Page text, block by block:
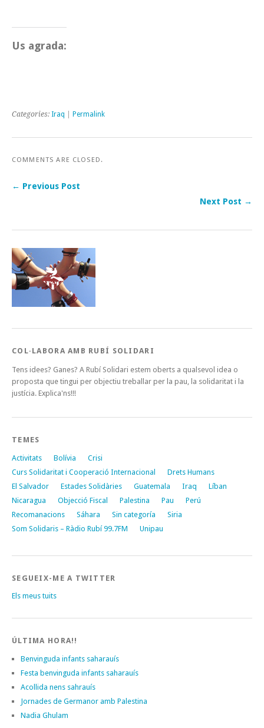
Us agrada:
Categories: Iraq Permalink
COMMENTS ARE CLOSED.
← Previous Post
Next Post →
COL·LABORA AMB RUBÍ SOLIDARI
Tens idees? Ganes? A Rubí Solidari estem oberts a qualsevol idea o
proposta que tingui per objectiu treballar per la pau, la solidaritat i la
justícia. Explica'ns!!!
TEMES
Activitats Bolívia
Crisi
Curs Solidaritat i Cooperació Internacional
Drets Humans
El Salvador
Estades Solidàries Guatemala Iraq
Líban
Nicaragua
Objecció Fiscal Palestina Pau
Perú
Recomanacions
Sáhara Sin categoría
Siria
Som Solidaris – Ràdio Rubí 99.7FM
Unipau
SEGUEIX-ME A TWITTER
Els meus tuits
ÚLTIMA HORA!!
Benvinguda infants saharauís
Festa benvinguda infants saharauís
Acollida nens sahrauís
Jornades de Germanor amb Palestina
Nadia Ghulam